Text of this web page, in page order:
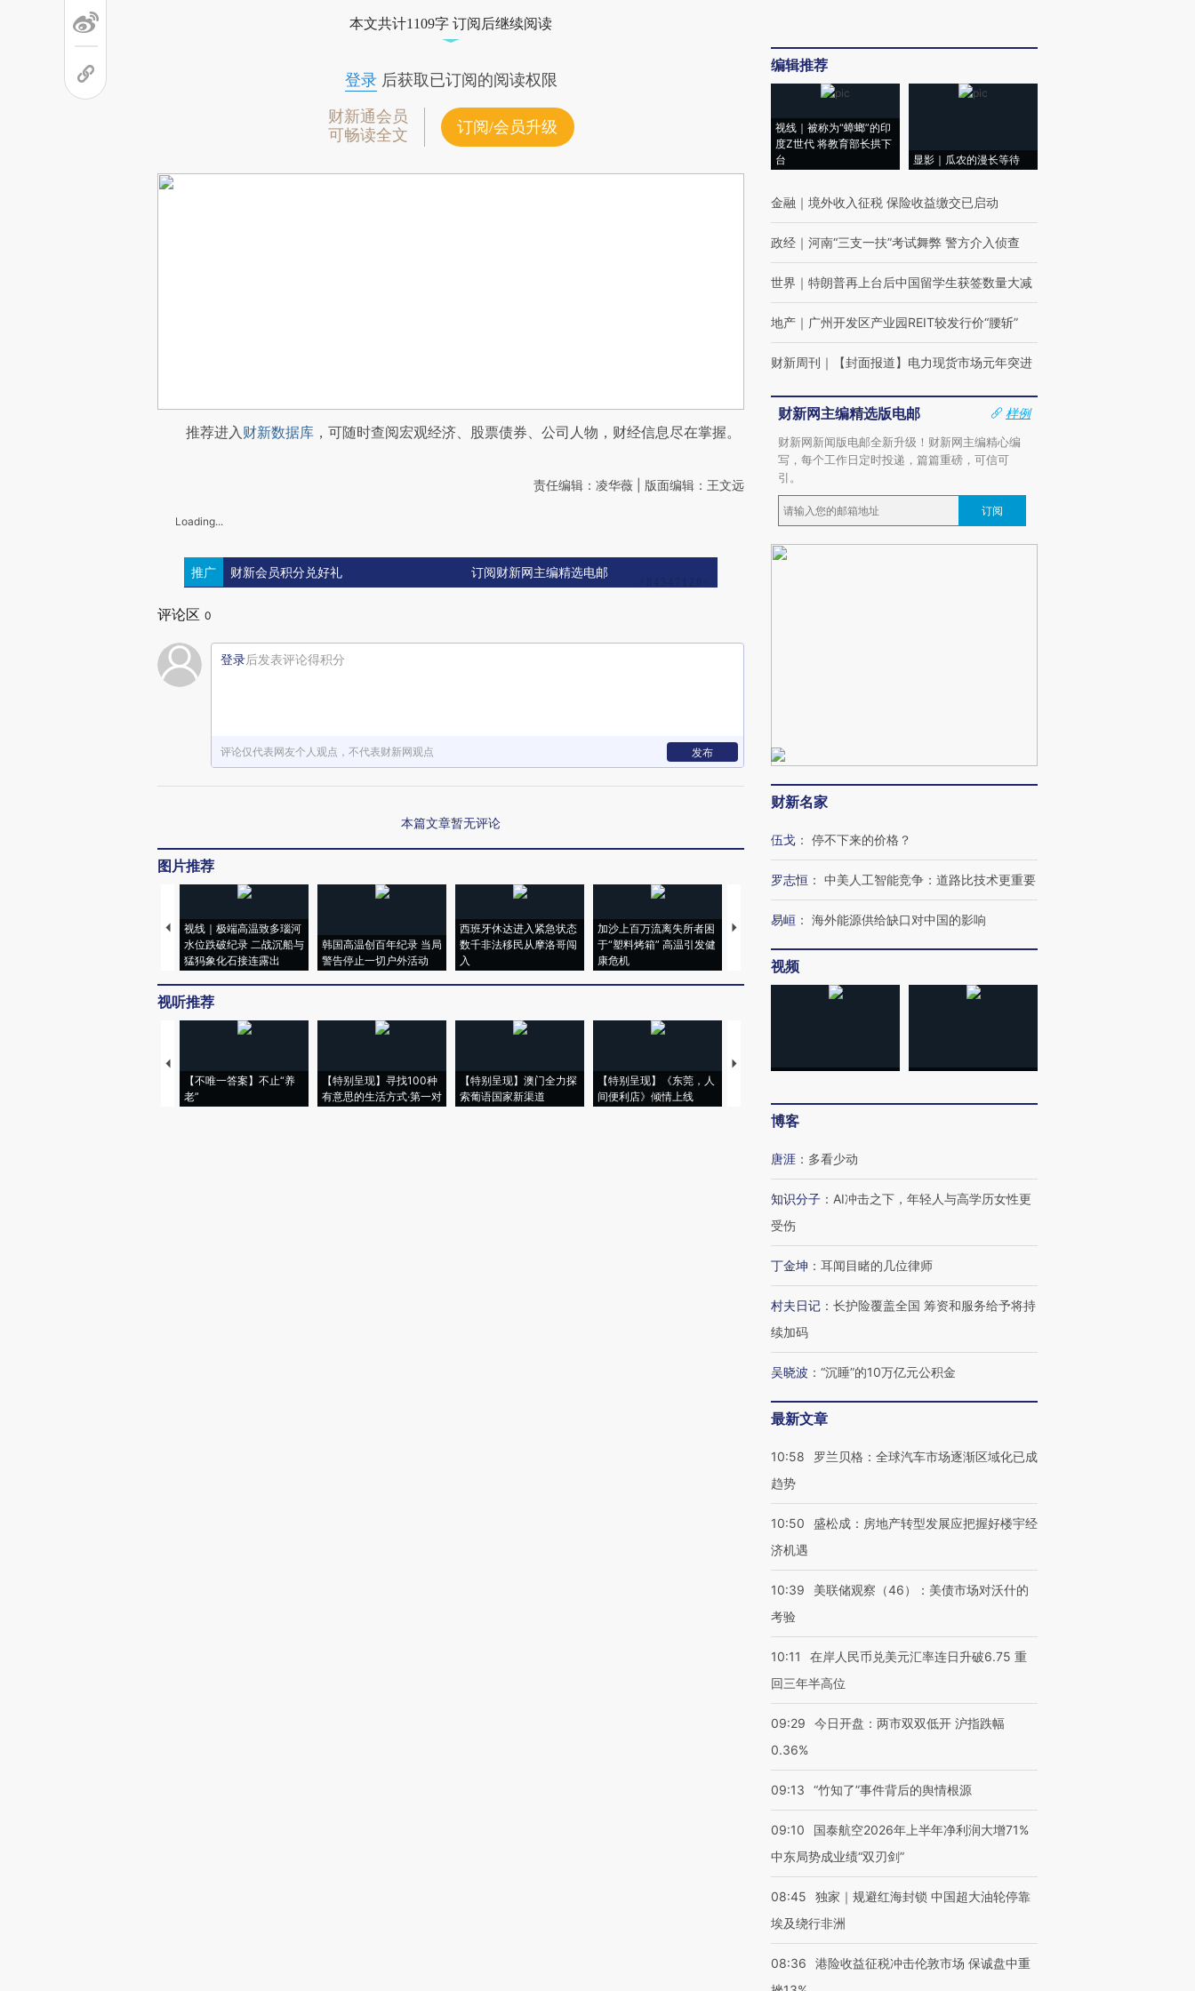
本文共计1109字 订阅后继续阅读
登录后获取已订阅的阅读权限
财新通会员
可畅读全文
订阅/会员升级
推荐进入财新数据库 ，可随时查阅宏观经济、股票债券、公司人物，财经信息尽在掌握。
责任编辑：凌华薇 | 版面编辑：王文远
Loading...
推广 财新会员积分兑好礼 订阅财新网主编精选电邮
评论区 0
登录后发表评论得积分
评论仅代表网友个人观点，不代表财新网观点 发布
本篇文章暂无评论
图片推荐
视线｜极端高温致多瑙河
水位跌破纪录 二战沉船与
猛犸象化石接连露出
韩国高温创百年纪录 当局
警告停止一切户外活动
西班牙休达进入紧急状态
数千非法移民从摩洛哥闯
入
加沙上百万流离失所者困
于“塑料烤箱” 高温引发健
康危机
马航飞行员跨国走私7万
视听推荐
【不唯一答案】不止“养
老”
【特别呈现】寻找100种
有意思的生活方式·第一对
【特别呈现】澳门全力探
索葡语国家新渠道
【特别呈现】《东莞，人
间便利店》倾情上线
【推广】走进第四届链博
【商旅对话】华住集团
编辑推荐
视线｜被称为“蟑螂”的印
度Z世代 将教育部长拱下
台
显影｜瓜农的漫长等待
金融 ｜ 境外收入征税 保险收益缴交已启动
政经 ｜ 河南“三支一扶”考试舞弊 警方介入侦查
世界 ｜ 特朗普再上台后中国留学生获签数量大减
地产 ｜ 广州开发区产业园REIT较发行价“腰斩”
财新周刊 ｜ 【封面报道】电力现货市场元年突进
财新网主编精选版电邮
样例
财新网新闻版电邮全新升级！财新网主编精心编
写，每个工作日定时投递，篇篇重磅，可信可
引。
订阅
财新名家
伍戈 ： 停不下来的价格？
罗志恒 ： 中美人工智能竞争：道路比技术更重要
易峘 ： 海外能源供给缺口对中国的影响
视频
博客
唐涯 ： 多看少动
知识分子 ： AI冲击之下，年轻人与高学历女性更
受伤
丁金坤 ： 耳闻目睹的几位律师
村夫日记 ： 长护险覆盖全国 筹资和服务给予将持
续加码
吴晓波 ： “沉睡”的10万亿元公积金
最新文章
10:58
罗兰贝格：全球汽车市场逐渐区域化已成
趋势
10:50
盛松成：房地产转型发展应把握好楼宇经
济机遇
10:39
美联储观察（46）：美债市场对沃什的
考验
10:11
在岸人民币兑美元汇率连日升破6.75 重
回三年半高位
09:29
今日开盘：两市双双低开 沪指跌幅
0.36%
09:13 “竹知了”事件背后的舆情根源
09:10
国泰航空2026年上半年净利润大增71%
中东局势成业绩“双刃剑”
08:45
独家｜规避红海封锁 中国超大油轮停靠
埃及绕行非洲
08:36
港险收益征税冲击伦敦市场 保诚盘中重